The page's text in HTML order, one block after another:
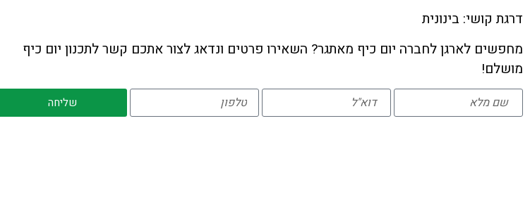
דרגת קושי: בינונית
מחפשים לארגן לחברה יום כיף מאתגר? השאירו פרטים ונדאג לצור אתכם קשר לתכנון יום כיף
מושלם!
שליחה